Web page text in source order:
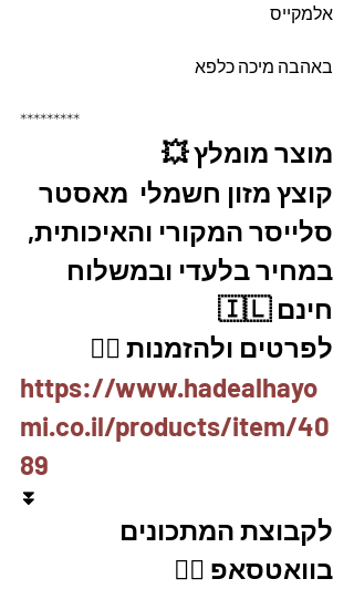
אלמקייס
באהבה מיכה כלפא
*********
מוצר מומלץ 💥
קוצץ מזון חשמלי  מאסטר
סלייסר המקורי והאיכותית,
במחיר בלעדי ובמשלוח
חינם 🇮🇱
לפרטים ולהזמנות 👇🏼
https://www.hadealhayo
mi.co.il/products/item/40
89
⏬
לקבוצת המתכונים
בוואטסאפ 👇🏽